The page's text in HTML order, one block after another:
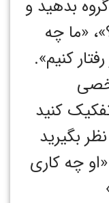
بدهید و
«ما چه
کنیم».
کنید
بگیرید
چه کاری